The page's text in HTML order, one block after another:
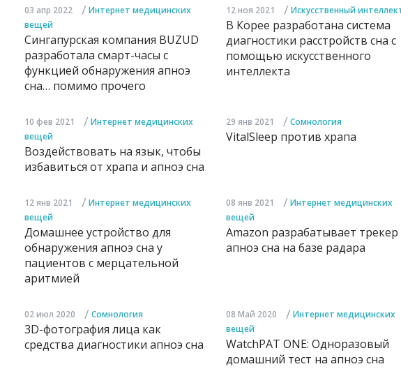
03 апр 2022 / Интернет медицинских
вещей
Сингапурская компания BUZUD
разработала смарт-часы с
функцией обнаружения апноэ
сна… помимо прочего
12 ноя 2021 / Искусственный
В Корее разработана система
диагностики расстройств сна с
помощью искусственного
интеллекта
10 фев 2021 / Интернет медицинских
вещей
Воздействовать на язык, чтобы
избавиться от храпа и апноэ сна
29 янв 2021 / Сомнология
VitalSleep против храпа
12 янв 2021 / Интернет медицинских
вещей
Домашнее устройство для
обнаружения апноэ сна у
пациентов с мерцательной
аритмией
08 янв 2021 / Интернет медицинских
вещей
Amazon разрабатывает трекер
апноэ сна на базе радара
02 июл 2020 / Сомнология
3D-фотография лица как
средства диагностики апноэ сна
08 Май 2020 / Интернет медицинских
вещей
WatchPAT ONE: Одноразовый
домашний тест на апноэ сна